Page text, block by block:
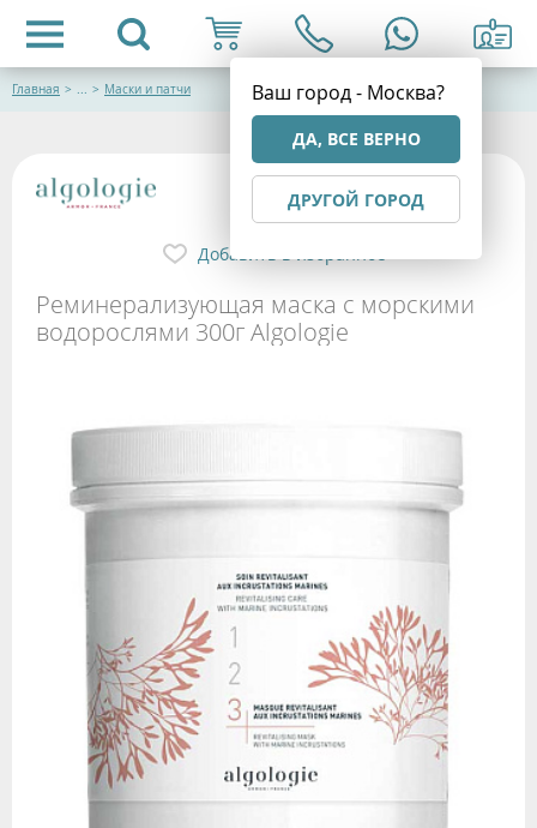
Ваш город - Москва?
ДА, ВСЕ ВЕРНО
ДРУГОЙ ГОРОД
Главная > ... > Маски и патчи
Реминерализующая маска с морскими
водорослями 300г Algologie
Добавить в избранное